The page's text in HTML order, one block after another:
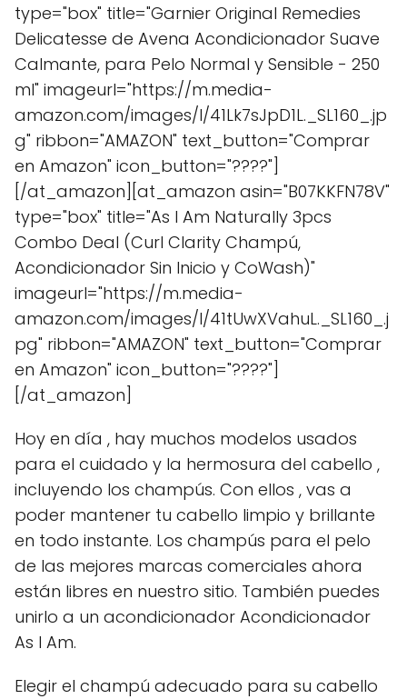
type="box" title="Garnier Original Remedies
Delicatesse de Avena Acondicionador Suave
Calmante, para Pelo Normal y Sensible - 250
ml" imageurl="https://m.media-
amazon.com/images/I/41Lk7sJpD1L._SL160_.jp
g" ribbon="AMAZON" text_button="Comprar
en Amazon" icon_button="????"]
[/at_amazon][at_amazon asin="B07KKFN78V"
type="box" title="As I Am Naturally 3pcs
Combo Deal (Curl Clarity Champú,
Acondicionador Sin Inicio y CoWash)"
imageurl="https://m.media-
amazon.com/images/I/41tUwXVahuL._SL160_.j
pg" ribbon="AMAZON" text_button="Comprar
en Amazon" icon_button="????"]
[/at_amazon]
Hoy en día , hay muchos modelos usados
para el cuidado y la hermosura del cabello ,
incluyendo los champús. Con ellos , vas a
poder mantener tu cabello limpio y brillante
en todo instante. Los champús para el pelo
de las mejores marcas comerciales ahora
están libres en nuestro sitio. También puedes
unirlo a un acondicionador Acondicionador
As I Am.
Elegir el champú adecuado para su cabello